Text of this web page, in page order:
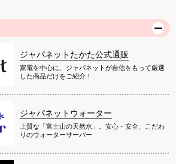
ジャパネットたかた公式通販
家電を中心に、ジャパネットが自信をもって厳選
した商品だけをご紹介！
ジャパネットウォーター
上質な「富士山の天然水」。安心・安全、こだわ
りのウォーターサーバー